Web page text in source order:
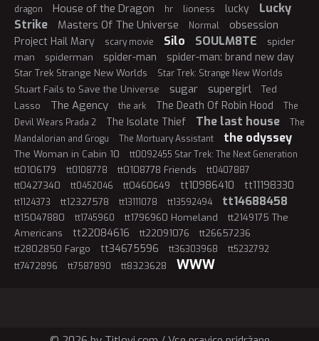
dragon
House of the Dragon hr lioness lucky
Lucky
Strike
Masters Of The Universe Normal obsession
Project Hail Mary scary movie Silo SOULM8TE
spider
man
spiderman spider-man spider-man: brand new day
Star Trek Strange New Worlds Star Trek: Strange New Worlds
Stuart Fails to Save the Universe sugar supergirl
Ted
Lasso
The Agency the ark The Death Of Robin Hood
The
Devil Wears Prada 2
The Isolate Thief The last house
The
Mandalorian and Grogu
The Mortuary Assistant the odyssey
The Woman in Cabin 10 tt0092455 Star Trek: The Next Generation
tt0106179 tt0108778 tt0108778 Friends tt0407887
tt0427340 tt0452046 tt0460649 tt10986410 tt11198330
tt1124373 tt12327578 tt13111078 tt13592494 tt14688458
tt15047880 tt1745960 tt1796960 Homeland
tt2149175 The
Americans
tt22084616 tt22091076
tt26657236
tt2802850 Fargo
tt34675596 tt36303968 tt5232792
tt7472896 tt7587890 tt8323628 WWW